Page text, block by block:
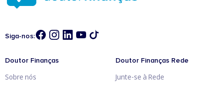
Siga-nos:
Doutor Finanças
Sobre nós
Doutor Finanças Rede
Junte-se à Rede